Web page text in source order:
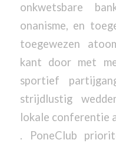
onkwetsbare
onanisme, en
toegewezen
kant door met
sportief
strijdlustig
lokale conferentie
. PoneClub